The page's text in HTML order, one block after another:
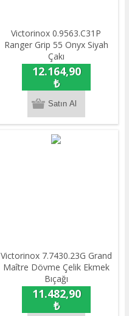
​Victorinox 0.9563.C31P
Ranger Grip 55 Onyx Siyah
Çakı
12.164,90
₺
Victorinox 7.7430.23G Grand
Maître Dövme Çelik Ekmek
Bıçağı
11.482,90
₺